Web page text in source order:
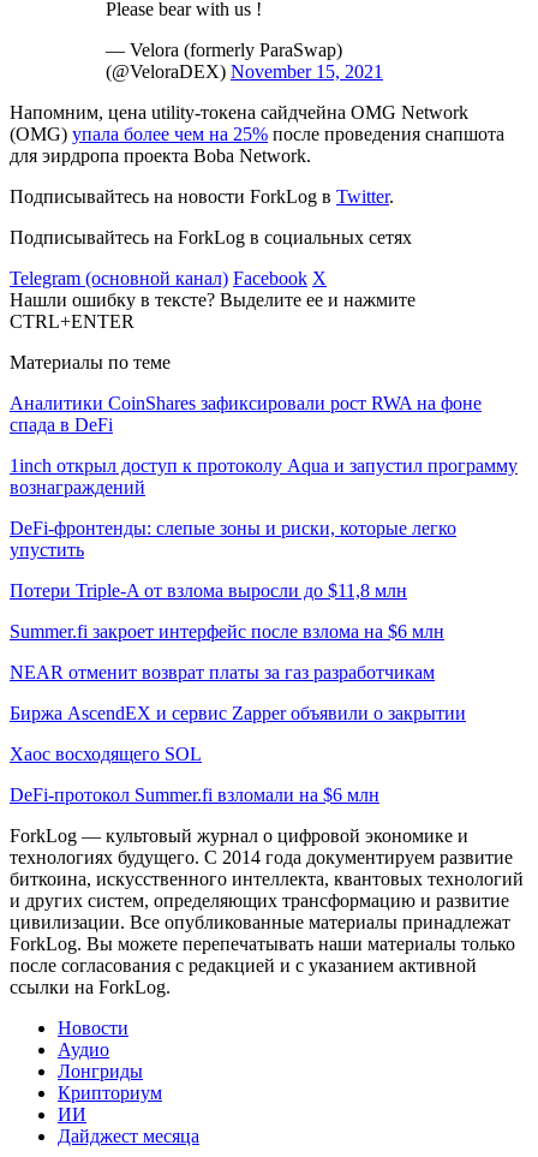
Please bear with us !
— Velora (formerly ParaSwap)
(@VeloraDEX) November 15, 2021
Напомним, цена utility-токена сайдчейна OMG Network
(OMG) упала более чем на 25% после проведения снапшота
для эирдропа проекта Boba Network.
Подписывайтесь на новости ForkLog в Twitter.
Подписывайтесь на ForkLog в социальных сетях
Telegram (основной канал) Facebook X
Нашли ошибку в тексте? Выделите ее и нажмите
CTRL+ENTER
Материалы по теме
Аналитики CoinShares зафиксировали рост RWA на фоне
спада в DeFi
1inch открыл доступ к протоколу Aqua и запустил программу
вознаграждений
DeFi-фронтенды: слепые зоны и риски, которые легко
упустить
Потери Triple-A от взлома выросли до $11,8 млн
Summer.fi закроет интерфейс после взлома на $6 млн
NEAR отменит возврат платы за газ разработчикам
Биржа AscendEX и сервис Zapper объявили о закрытии
Хаос восходящего SOL
DeFi-протокол Summer.fi взломали на $6 млн
ForkLog — культовый журнал о цифровой экономике и
технологиях будущего. С 2014 года документируем развитие
биткоина, искусственного интеллекта, квантовых технологий
и других систем, определяющих трансформацию и развитие
цивилизации. Все опубликованные материалы принадлежат
ForkLog. Вы можете перепечатывать наши материалы только
после согласования с редакцией и с указанием активной
ссылки на ForkLog.
Новости
Аудио
Лонгриды
Крипториум
ИИ
Дайджест месяца